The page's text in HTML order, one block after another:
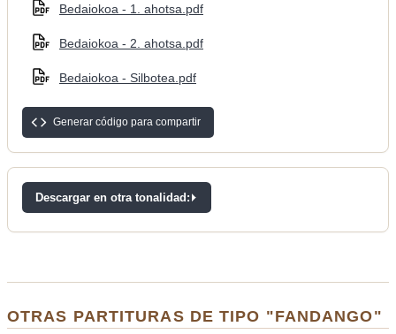
Bedaiokoa - 1. ahotsa.pdf
Bedaiokoa - 2. ahotsa.pdf
Bedaiokoa - Silbotea.pdf
Generar código para compartir
Descargar en otra tonalidad:
OTRAS PARTITURAS DE TIPO "FANDANGO"